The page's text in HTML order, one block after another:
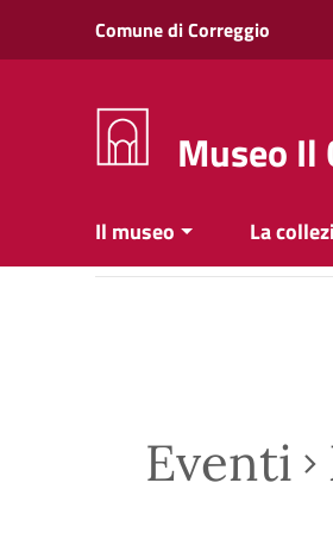
Vai ai contenuti
Vai al menu di navigazione
Comune di Correggio
Museo Il
Il museo La
Eventi